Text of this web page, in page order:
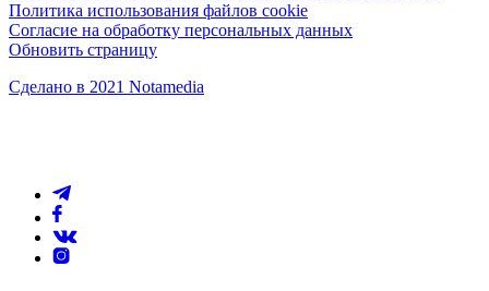
Политика использования файлов cookie
Согласие на обработку персональных данных
Обновить страницу
Сделано в 2021 Notamedia